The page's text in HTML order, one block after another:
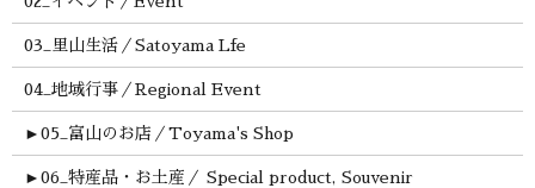
03_里山生活／Satoyama Lfe
04_地域行事／Regional Event
► 05_富山のお店／Toyama's Shop
► 06_特産品・お土産／ Special product, Souvenir